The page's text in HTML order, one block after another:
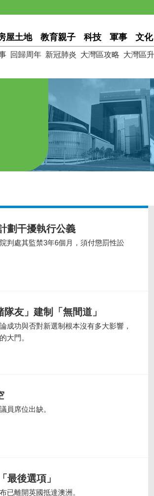
屋土地 教育親子 科技 軍事 文化
回歸周年 新冠肺炎 大灣區攻略 大灣區
劃干擾執行公義
判處其監禁3年6個月，須付懲罰性訟
友」建制「無間道」
成功與否對新選制根本沒有多大影響，
大門。
員席位出缺。
最後選項」
已離開英國抵達澳洲。